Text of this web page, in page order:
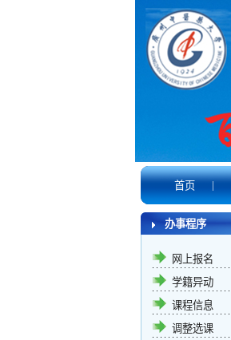
首页 |
办事程序
网上报名
学籍异动
课程信息
调整选课